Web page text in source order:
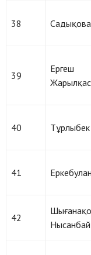
38
39
Ергеш
40
41
42
Нысанбай